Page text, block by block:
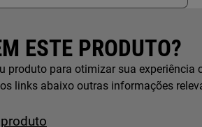
ESTE PRODUTO?
produto para otimizar sua experiência
links abaixo outras informações